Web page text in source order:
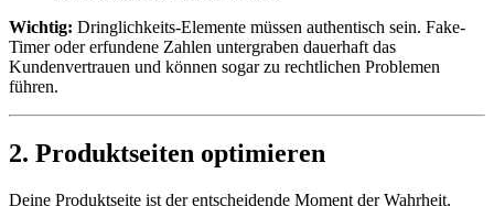
Wichtig: Dringlichkeits-Elemente müssen authentisch sein. Fake-
Timer oder erfundene Zahlen untergraben dauerhaft das
Kundenvertrauen und können sogar zu rechtlichen Problemen
führen.
2. Produktseiten optimieren
Deine Produktseite ist der entscheidende Moment der Wahrheit.